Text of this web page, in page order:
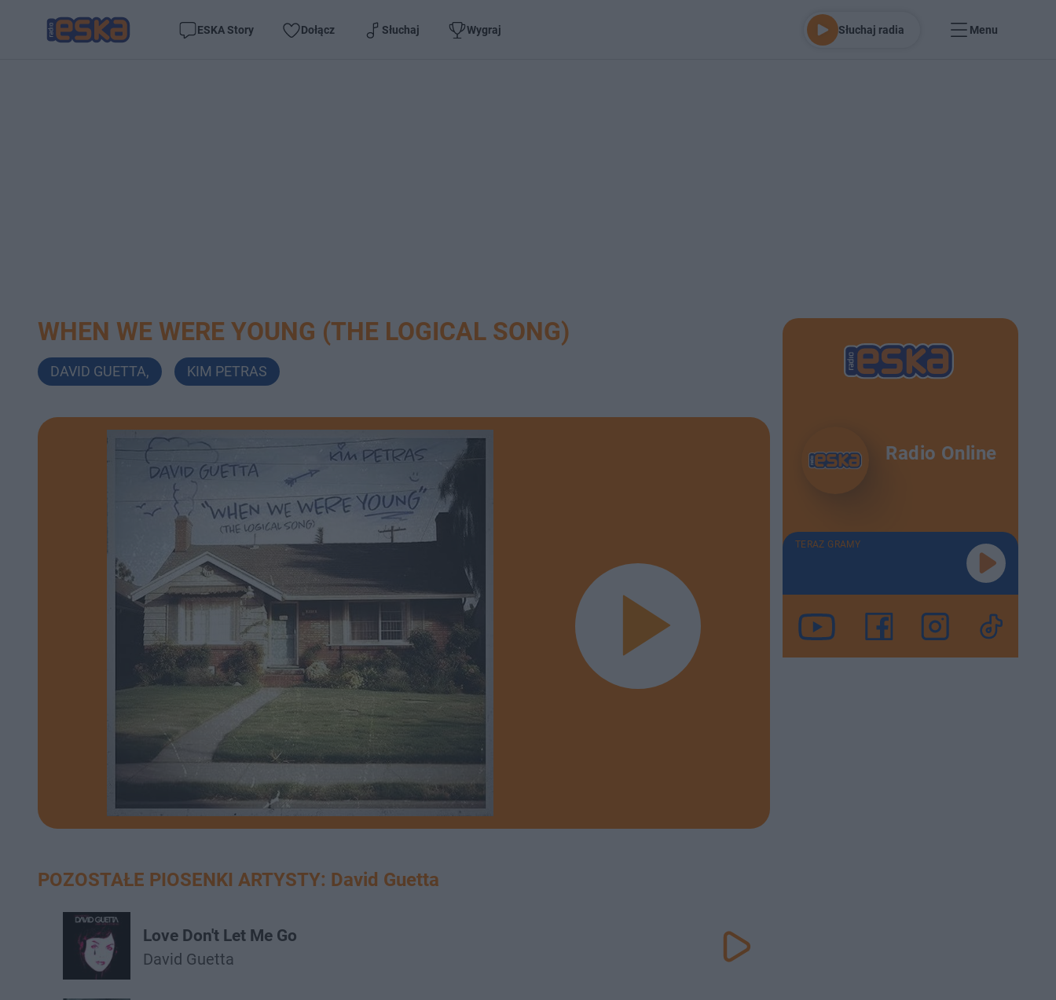
ESKA Story Dołącz Słuchaj Wygraj Słuchaj radia Menu
WHEN WE WERE YOUNG (THE LOGICAL SONG)
DAVID GUETTA, KIM PETRAS
POZOSTAŁE PIOSENKI ARTYSTY: David Guetta
Love Don't Let Me Go
David Guetta
Radio Online
TERAZ GRAMY